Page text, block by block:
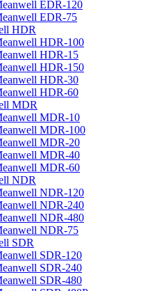
EDR-120
EDR-75
HDR
HDR-100
HDR-15
HDR-150
HDR-30
HDR-60
MDR
MDR-10
MDR-100
MDR-20
MDR-40
MDR-60
NDR
NDR-120
NDR-240
NDR-480
NDR-75
SDR
SDR-120
SDR-240
SDR-480